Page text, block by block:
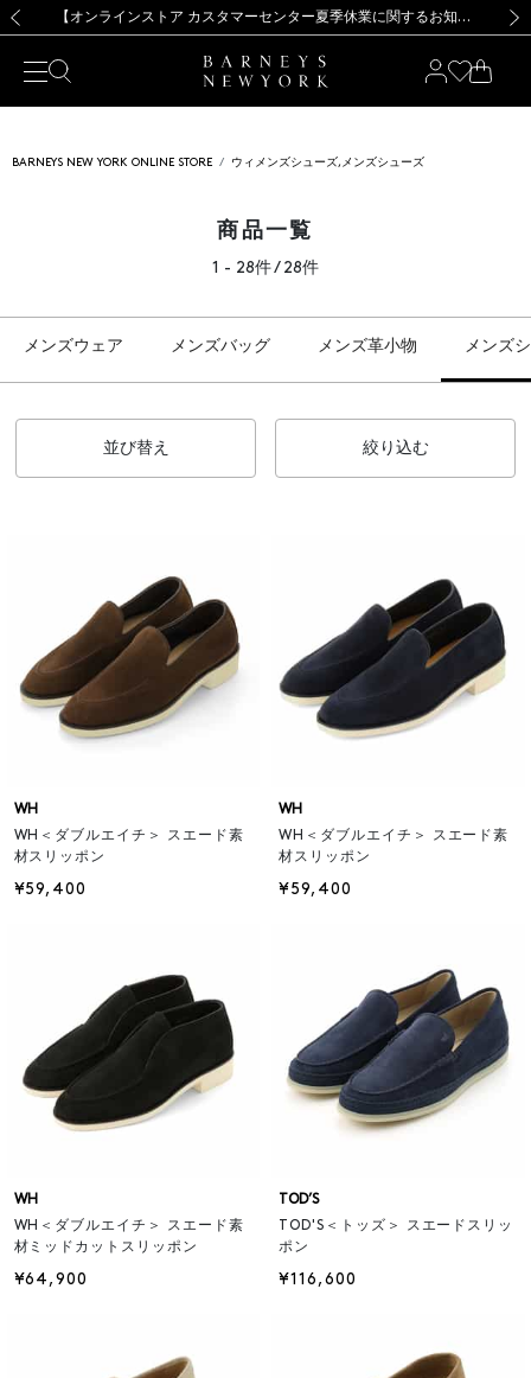
新規登録のお客様も対象！＜MY BARNEYS＞会員のお客様は11,000円（税込）以上のお買上げで常時送料無料！お買い物の際は会員登録を！
【夏季休業に伴う出荷一時停止のお知らせ】(2026.8.7) 【オンラインストア カスタマーセンター夏季休業に関するお知らせ】（2026.8.7）
【夏季休業に伴う返品・交換承り一時停止のお知らせ】（2026.8.5）
熊本県を中心とした地震の影響によるお荷物のお届けについて
【開催中】SUMMER SALEのご案内・ご注意事項 新規登録のお客様も対象！＜MY BARNEYS＞会員のお客様は11,000円（税込）以上のお買上げで常時送料無料！お買い物の際は会員登録を！
【夏季休業に伴う出荷一時停止のお知らせ】(2026.8.7)
BARNEYS NEW YORK ONLINE STORE ウィメンズシューズ,メンズシューズ
商品一覧
1 - 28件 / 28件
メンズウェア メンズバッグ メンズ革小物 メンズ
並び替え 絞り込む
WH
WH＜ダブルエイチ＞ スエード素
材スリッポン
¥59,400
WH
WH＜ダブルエイチ＞ スエード素
材スリッポン
¥59,400
WH
WH＜ダブルエイチ＞ スエード素
材ミッドカットスリッポン
¥64,900
TOD’S
TOD'S＜トッズ＞ スエードスリッ
ポン
¥116,600